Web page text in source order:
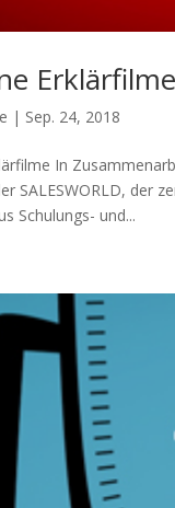
Erklärfilme
| Sep. 24, 2018
In
SALESWORLD, der
Schulungs- und...